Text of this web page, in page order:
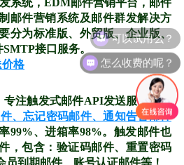
发系统，EDM邮件营销平台，邮件
邮件营销系统及邮件群发解决方
分为标准版、外贸版、企业版、
接口服务。
价格
专注触发式邮件API发送服务。15
、忘记密码邮件、通知告警邮件
99%、进箱率98%。触发邮件也
，包含：验证码邮件、重置密码
员到期邮件、账号认证邮件等！
可以试用么？
怎么收费的呢？